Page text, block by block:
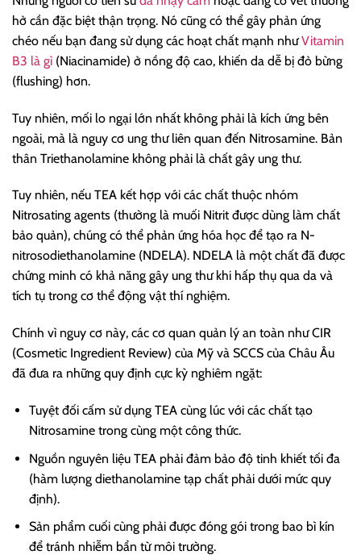
hở cần đặc biệt thận trọng. Nó cũng có thể gây phản ứng
chéo nếu bạn đang sử dụng các hoạt chất mạnh nhưVitamin
B3 là gì(Niacinamide) ở nồng độ cao, khiến da dễ bị đỏ bừng
(flushing) hơn.
Tuy nhiên, mối lo ngại lớn nhất không phải là kích ứng bên
ngoài, mà là nguy cơ ung thư liên quan đến Nitrosamine. Bản
thân Triethanolamine không phải là chất gây ung thư.
Tuy nhiên, nếu TEA kết hợp với các chất thuộc nhóm
Nitrosating agents (thường là muối Nitrit được dùng làm chất
bảo quản), chúng có thể phản ứng hóa học để tạo ra N-
nitrosodiethanolamine (NDELA). NDELA là một chất đã được
chứng minh có khả năng gây ung thư khi hấp thụ qua da và
tích tụ trong cơ thể động vật thí nghiệm.
Chính vì nguy cơ này, các cơ quan quản lý an toàn như CIR
(Cosmetic Ingredient Review) của Mỹ và SCCS của Châu Âu
đã đưa ra những quy định cực kỳ nghiêm ngặt:
Tuyệt đối cấm sử dụng TEA cùng lúc với các chất tạo
Nitrosamine trong cùng một công thức.
Nguồn nguyên liệu TEA phải đảm bảo độ tinh khiết tối đa
(hàm lượng diethanolamine tạp chất phải dưới mức quy
định).
Sản phẩm cuối cùng phải được đóng gói trong bao bì kín
để tránh nhiễm bẩn từ môi trường.